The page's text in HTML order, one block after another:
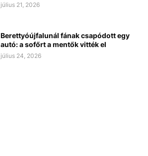
július 21, 2026
Berettyóújfalunál fának csapódott egy
autó: a sofőrt a mentők vitték el
július 24, 2026